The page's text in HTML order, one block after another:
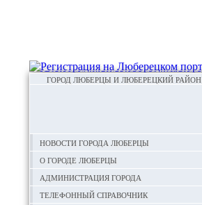
ГОРОД ЛЮБЕРЦЫ И ЛЮБЕРЕЦКИЙ РАЙОН
Новости города Люберцы
О городе Люберцы
Администрация города
Телефонный справочник